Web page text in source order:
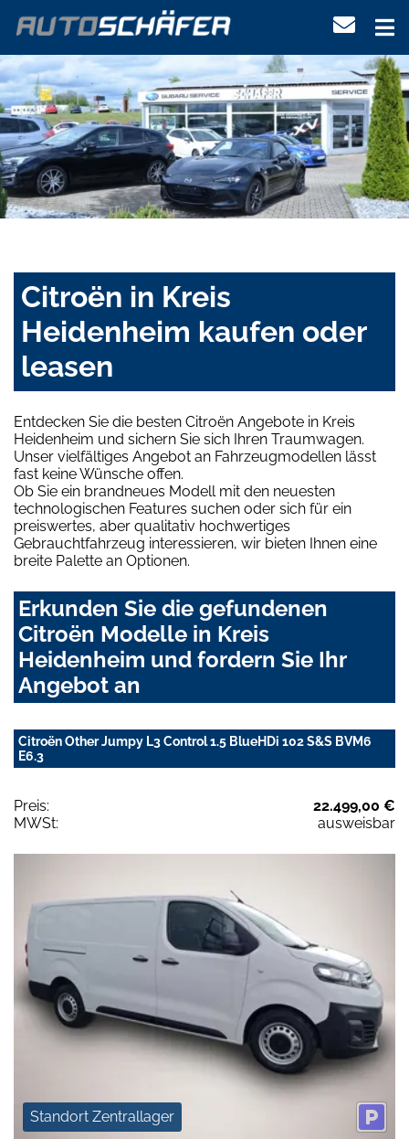
Citroën in Kreis
Heidenheim kaufen oder
leasen
Entdecken Sie die besten Citroën Angebote in Kreis
Heidenheim und sichern Sie sich Ihren Traumwagen.
Unser vielfältiges Angebot an Fahrzeugmodellen lässt
fast keine Wünsche offen.
Ob Sie ein brandneues Modell mit den neuesten
technologischen Features suchen oder sich für ein
preiswertes, aber qualitativ hochwertiges
Gebrauchtfahrzeug interessieren, wir bieten Ihnen eine
breite Palette an Optionen.
Erkunden Sie die gefundenen
Citroën Modelle in Kreis
Heidenheim und fordern Sie Ihr
Angebot an
Citroën Other Jumpy L3 Control 1.5 BlueHDi 102 S&S BVM6
E6.3
Preis:
22.499,00 €
MWSt:
ausweisbar
Standort Zentrallager